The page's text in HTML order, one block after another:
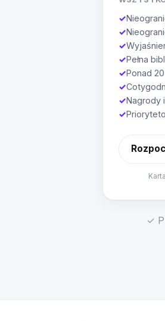
✓
✓
✓
✓Pełna
✓Ponad
✓
✓Nagrody
✓
✓